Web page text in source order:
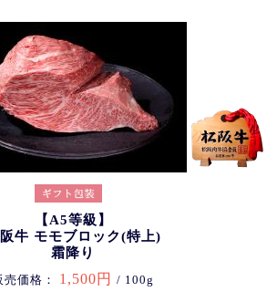
【A5等級】
牛 モモブロック(特上)
霜降り
売価格： 1,500円 / 100g